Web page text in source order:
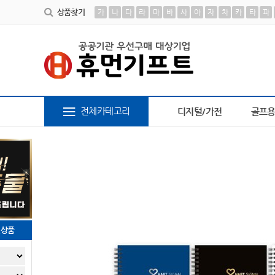
상품찾기 가 나 다 라 마 바 사 아 자 차 카 타 파
6 장바구니
전체카테고리 디지털/가전 골프
품